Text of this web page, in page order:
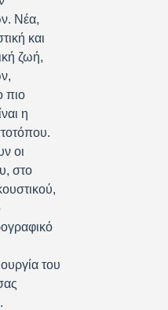
Νέα,
και
ζωή,
πιο
η
οι
στο
του